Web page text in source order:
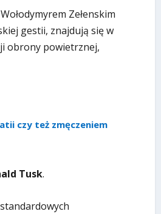
Zełenskim
gestii, znajdują się w
obrony powietrznej,
czy też zmęczeniem
Tusk.